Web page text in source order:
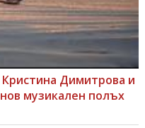
Кристина Димитрова и
музикален полъх